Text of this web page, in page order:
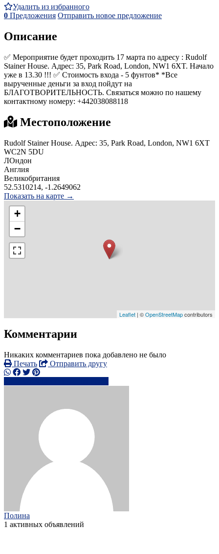
Удалить из избранного
0 Предложения Отправить новое предложение
Описание
✅ Мероприятие будет проходить 17 марта по адресу : Rudolf
Stainer House. Адрес: 35, Park Road, London, NW1 6XT. Начало
уже в 13.30 !!! ✅ Стоимость входа - 5 фунтов* *Все
вырученные деньги за вход пойдут на
БЛАГОТВОРИТЕЛЬНОСТЬ. Связаться можно по нашему
контактному номеру: +442038088118
Местоположение
Rudolf Stainer House. Адрес: 35, Park Road, London, NW1 6XT
WC2N 5DU
ЛОндон
Англия
Великобритания
52.5310214, -1.2649062
Показать на карте →
+
−
Leaflet | ©OpenStreetMapcontributors
Комментарии
Никаких комментариев пока добавлено не было
Печать
Отправить другу
Полина
1 активных объявлений